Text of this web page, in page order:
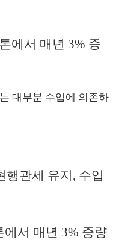
에서 매년 3% 증
대부분 수입에 의존하
행관세 유지, 수입
서 매년 3% 증량